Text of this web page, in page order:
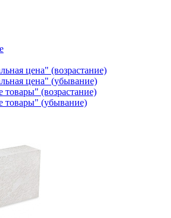
цена" (возрастание)
цена" (убывание)
(возрастание)
товары" (убывание)